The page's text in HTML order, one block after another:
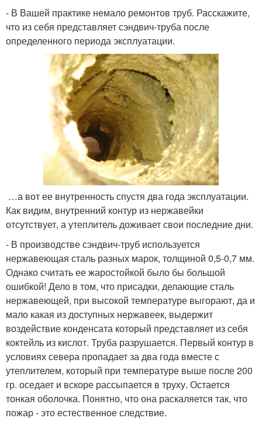
- В Вашей практике немало ремонтов труб. Расскажите,
что из себя представляет сэндвич-труба после
определенного периода эксплуатации.
…а вот ее внутренность спустя два года эксплуатации.
Как видим, внутренний контур из нержавейки
отсутствует, а утеплитель доживает свои последние дни.
- В производстве сэндвич-труб используется
нержавеющая сталь разных марок, толщиной 0,5-0,7 мм.
Однако считать ее жаростойкой было бы большой
ошибкой! Дело в том, что присадки, делающие сталь
нержавеющей, при высокой температуре выгорают, да и
мало какая из доступных нержавеек, выдержит
воздействие конденсата который представляет из себя
коктейль из кислот. Труба разрушается. Первый контур в
условиях севера пропадает за два года вместе с
утеплителем, который при температуре выше после 200
гр. оседает и вскоре рассыпается в труху. Остается
тонкая оболочка. Понятно, что она раскаляется так, что
пожар - это естественное следствие.